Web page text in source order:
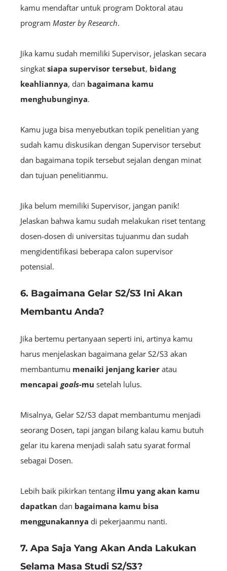
kamu mendaftar untuk program Doktoral atau
program Master by Research.
Jika kamu sudah memiliki Supervisor, jelaskan secara
singkat siapa supervisor tersebut, bidang
keahliannya, dan bagaimana kamu
menghubunginya.
Kamu juga bisa menyebutkan topik penelitian yang
sudah kamu diskusikan dengan Supervisor tersebut
dan bagaimana topik tersebut sejalan dengan minat
dan tujuan penelitianmu.
Jika belum memiliki Supervisor, jangan panik!
Jelaskan bahwa kamu sudah melakukan riset tentang
dosen-dosen di universitas tujuanmu dan sudah
mengidentifikasi beberapa calon supervisor
potensial.
6. Bagaimana Gelar S2/S3 Ini Akan
Membantu Anda?
Jika bertemu pertanyaan seperti ini, artinya kamu
harus menjelaskan bagaimana gelar S2/S3 akan
membantumu menaiki jenjang karier atau
mencapai goals-mu setelah lulus.
Misalnya, Gelar S2/S3 dapat membantumu menjadi
seorang Dosen, tapi jangan bilang kalau kamu butuh
gelar itu karena menjadi salah satu syarat formal
sebagai Dosen.
Lebih baik pikirkan tentang ilmu yang akan kamu
dapatkan dan bagaimana kamu bisa
menggunakannya di pekerjaanmu nanti.
7. Apa Saja Yang Akan Anda Lakukan
Selama Masa Studi S2/S3?